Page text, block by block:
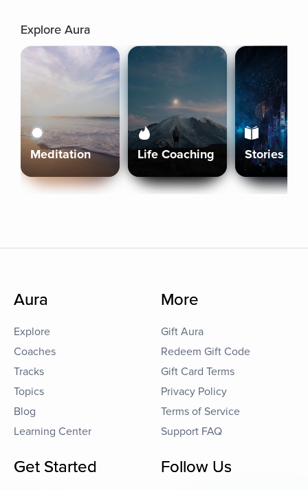
Explore Aura
Meditation Life Coaching Stories
Aura
Explore
Coaches
Tracks
Topics
Blog
Learning Center
More
Gift Aura
Redeem Gift Code
Gift Card Terms
Privacy Policy
Terms of Service
Support FAQ
Get Started Follow Us